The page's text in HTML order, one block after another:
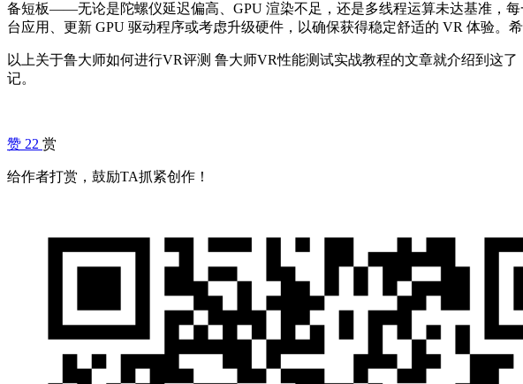
备短板——无论是陀螺仪延迟偏高、GPU 渲染不足，还是多线程运算未达基准，
台应用、更新 GPU 驱动程序或考虑升级硬件，以确保获得稳定舒适的 VR 体验。
以上关于鲁大师如何进行VR评测 鲁大师VR性能测试实战教程的文章就介绍到这
记。
赞 22 赏
给作者打赏，鼓励TA抓紧创作！